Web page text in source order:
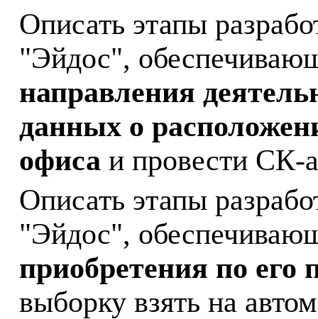
Описать этапы
"Эйдос",
направления
данных о
офисаи провести
Описать этапы
"Эйдос",
приобретения по его
выборку взять на